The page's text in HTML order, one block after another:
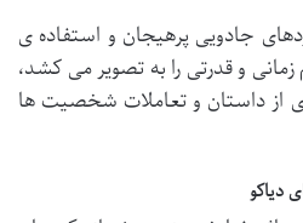
جادویی پرهیجان و استفاده ی
زمانی و قدرتی را به تصویر می کشد،
از داستان و تعاملات شخصیت ها
دیاکو